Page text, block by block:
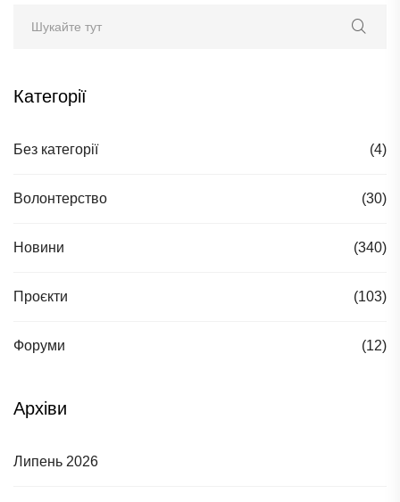
Категорії
Без категорії (4)
Волонтерство (30)
Новини (340)
Проєкти (103)
Форуми (12)
Архіви
Липень 2026